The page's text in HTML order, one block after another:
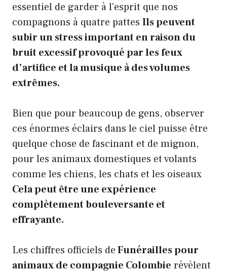
essentiel de garder à l'esprit que nos
compagnons à quatre pattes Ils peuvent
subir un stress important en raison du
bruit excessif provoqué par les feux
d’artifice et la musique à des volumes
extrêmes.
Bien que pour beaucoup de gens, observer
ces énormes éclairs dans le ciel puisse être
quelque chose de fascinant et de mignon,
pour les animaux domestiques et volants
comme les chiens, les chats et les oiseaux
Cela peut être une expérience
complètement bouleversante et
effrayante.
Les chiffres officiels deFunérailles pour
animaux de compagnie Colombie révèlent